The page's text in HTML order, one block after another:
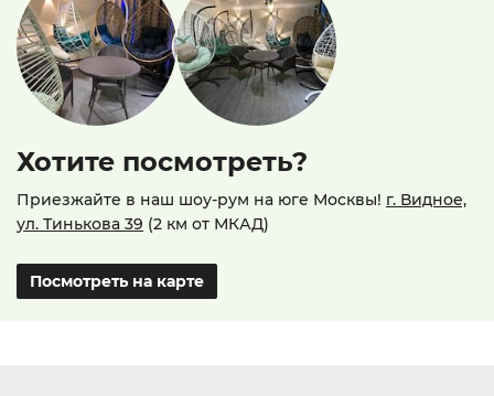
Хотите посмотреть?
Приезжайте в наш шоу-рум на юге Москвы! г. Видное,
ул. Тинькова 39 (2 км от МКАД)
Посмотреть на карте